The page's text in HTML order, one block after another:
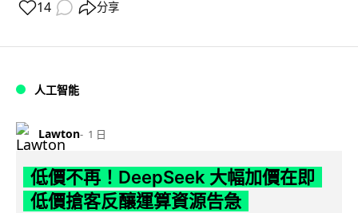
14 分享
人工智能
Lawton 1 日
低價不再！DeepSeek 大幅加價在即
低價搶客反釀運算資源告急